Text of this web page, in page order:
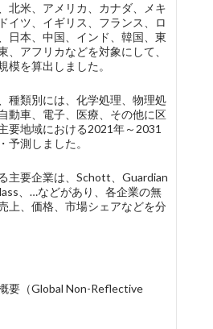
北米、アメリカ、カナダ、メキ
イツ、イギリス、フランス、ロ
日本、中国、インド、韓国、東
、アフリカなどを対象にして、
模を算出しました。
種類別には、化学処理、物理処
動車、電子、医療、その他に区
要地域における2021年～2031
予測しました。
主要企業は、Schott、Guardian
、…などがあり、各企業の無
上、価格、市場シェアなどを分
要（Global Non-Reflective